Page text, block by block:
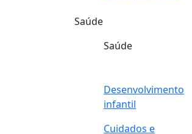
Saúde
Saúde
Desenvolvimento
infantil
Cuidados e